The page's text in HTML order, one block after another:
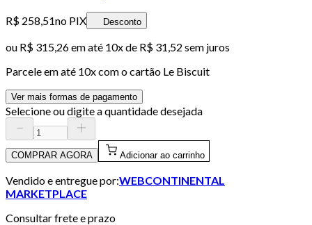
R$ 258,51no PIX Desconto
ou R$ 315,26em até 10x de R$ 31,52 sem juros
Parcele em até 10x com o cartão Le Biscuit
Ver mais formas de pagamento
Selecione ou digite a quantidade desejada
COMPRAR AGORA Adicionar ao carrinho
Vendido e entregue por:WEBCONTINENTAL
MARKETPLACE
Consultar frete e prazo